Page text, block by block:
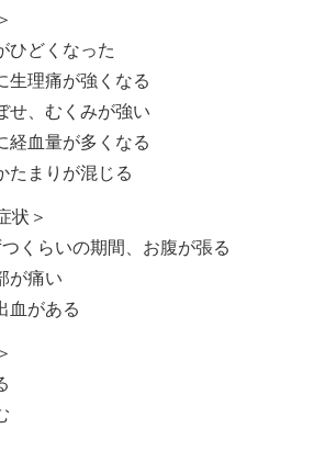
ひどくなった
生理痛が強くなる
せ、むくみが強い
経血量が多くなる
たまりが混じる
状＞
くらいの期間、お腹が張る
が痛い
血がある